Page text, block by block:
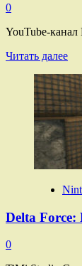
0
YouTube-
Читать далее
о
Delta Force:
0